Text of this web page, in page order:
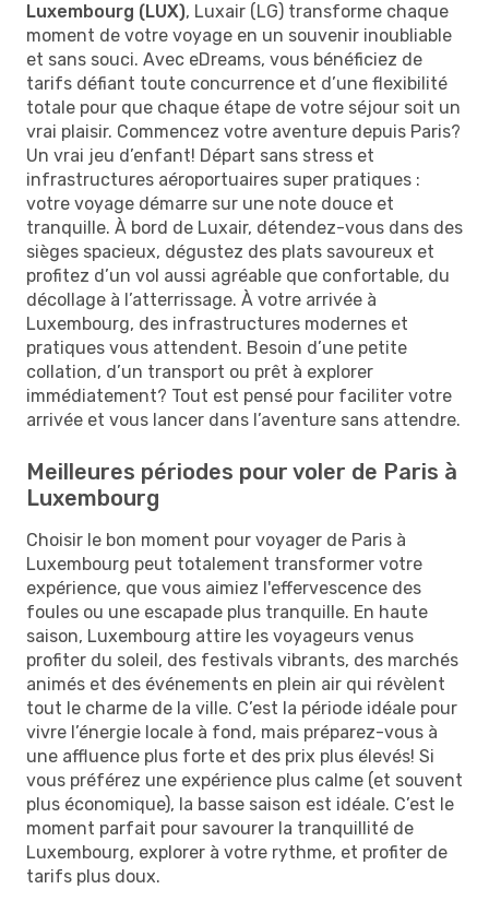
Luxembourg (LUX), Luxair (LG) transforme chaque
moment de votre voyage en un souvenir inoubliable
et sans souci. Avec eDreams, vous bénéficiez de
tarifs défiant toute concurrence et d’une flexibilité
totale pour que chaque étape de votre séjour soit un
vrai plaisir. Commencez votre aventure depuis Paris?
Un vrai jeu d’enfant! Départ sans stress et
infrastructures aéroportuaires super pratiques :
votre voyage démarre sur une note douce et
tranquille. À bord de Luxair, détendez-vous dans des
sièges spacieux, dégustez des plats savoureux et
profitez d’un vol aussi agréable que confortable, du
décollage à l’atterrissage. À votre arrivée à
Luxembourg, des infrastructures modernes et
pratiques vous attendent. Besoin d’une petite
collation, d’un transport ou prêt à explorer
immédiatement? Tout est pensé pour faciliter votre
arrivée et vous lancer dans l’aventure sans attendre.
Meilleures périodes pour voler de Paris à
Luxembourg
Choisir le bon moment pour voyager de Paris à
Luxembourg peut totalement transformer votre
expérience, que vous aimiez l'effervescence des
foules ou une escapade plus tranquille. En haute
saison, Luxembourg attire les voyageurs venus
profiter du soleil, des festivals vibrants, des marchés
animés et des événements en plein air qui révèlent
tout le charme de la ville. C’est la période idéale pour
vivre l’énergie locale à fond, mais préparez-vous à
une affluence plus forte et des prix plus élevés! Si
vous préférez une expérience plus calme (et souvent
plus économique), la basse saison est idéale. C’est le
moment parfait pour savourer la tranquillité de
Luxembourg, explorer à votre rythme, et profiter de
tarifs plus doux.